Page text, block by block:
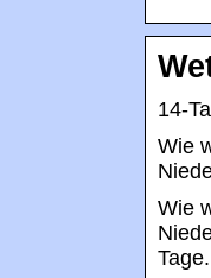
14-
Wie
Wie
Tage.